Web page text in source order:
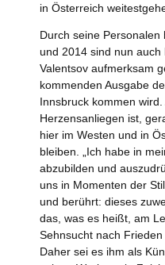
in Österreich
Durch seine Personalen
und 2014 sind nun
Valentsov aufmerksam
kommenden Ausgabe
Innsbruck kommen
Herzensanliegen ist,
hier im Westen und in
bleiben. „Ich habe in
abzubilden und
uns in Momenten der
und berührt: dieses
das, was es heißt, am
Sehnsucht nach Frieden
Daher sei es ihm als